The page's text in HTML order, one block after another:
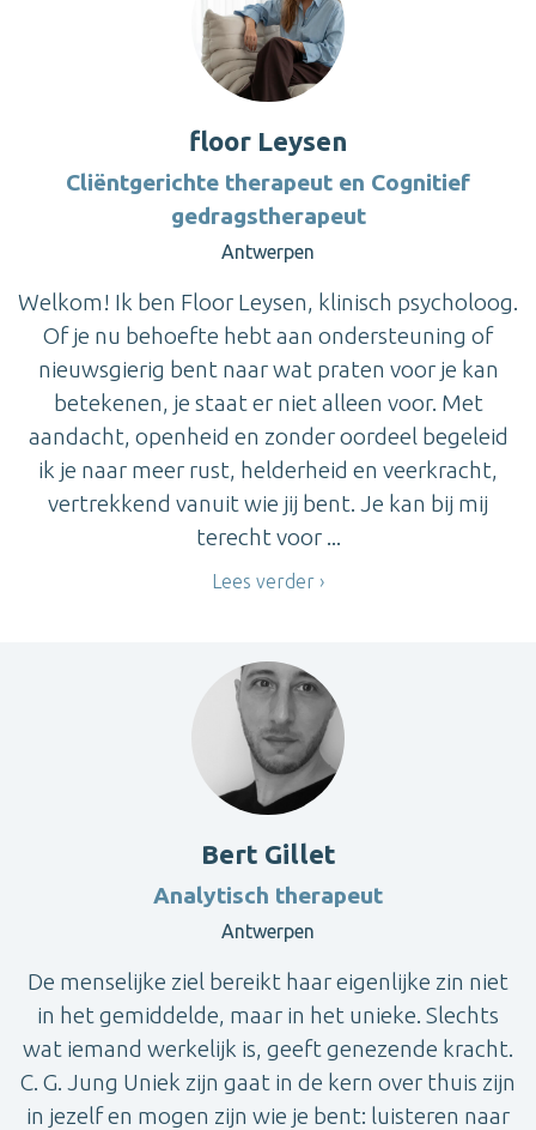
floor Leysen
Cliëntgerichte therapeut en Cognitief
gedragstherapeut
Antwerpen
Welkom! Ik ben Floor Leysen, klinisch psycholoog.
Of je nu behoefte hebt aan ondersteuning of
nieuwsgierig bent naar wat praten voor je kan
betekenen, je staat er niet alleen voor. Met
aandacht, openheid en zonder oordeel begeleid
ik je naar meer rust, helderheid en veerkracht,
vertrekkend vanuit wie jij bent. Je kan bij mij
terecht voor ...
Lees verder
Bert Gillet
Analytisch therapeut
Antwerpen
De menselijke ziel bereikt haar eigenlijke zin niet
in het gemiddelde, maar in het unieke. Slechts
wat iemand werkelijk is, geeft genezende kracht.
C. G. Jung Uniek zijn gaat in de kern over thuis zijn
in jezelf en mogen zijn wie je bent: luisteren naar